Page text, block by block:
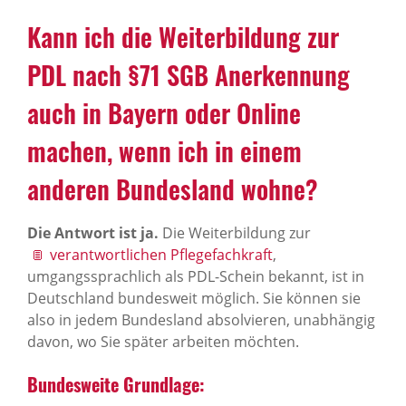
Kann ich die Weiterbildung zur
PDL nach §71 SGB Anerkennung
auch in Bayern oder Online
machen, wenn ich in einem
anderen Bundesland wohne?
Die Antwort ist ja. Die Weiterbildung zur
verantwortlichen Pflegefachkraft,
umgangssprachlich als PDL-Schein bekannt, ist in
Deutschland bundesweit möglich. Sie können sie
also in jedem Bundesland absolvieren, unabhängig
davon, wo Sie später arbeiten möchten.
Bundesweite Grundlage: